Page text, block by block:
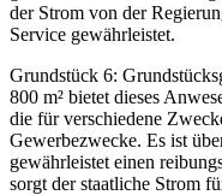
der Strom von der
Service gewährleistet.
Grundstück 6:
800 m² bietet dieses
die für verschiedene
Gewerbezwecke. Es ist
gewährleistet einen
sorgt der staatliche Strom